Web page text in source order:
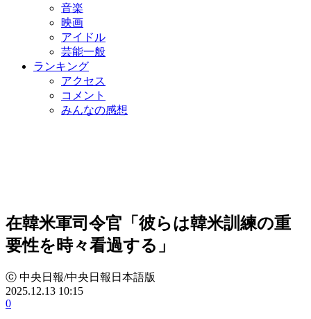
音楽
映画
アイドル
芸能一般
ランキング
アクセス
コメント
みんなの感想
在韓米軍司令官「彼らは韓米訓練の重
要性を時々看過する」
ⓒ 中央日報/中央日報日本語版
2025.12.13 10:15
0